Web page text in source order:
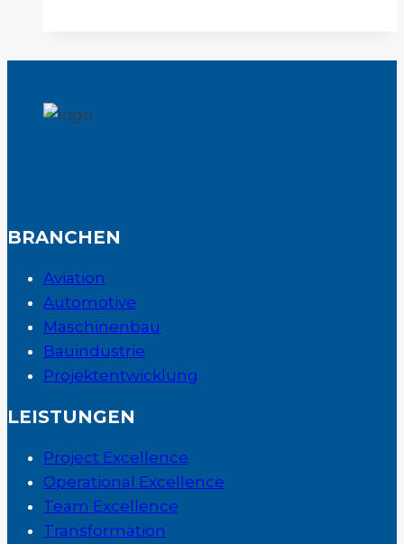
BRANCHEN
Aviation
Automotive
Maschinenbau
Bauindustrie
Projektentwicklung
LEISTUNGEN
Project Excellence
Operational Excellence
Team Excellence
Transformation